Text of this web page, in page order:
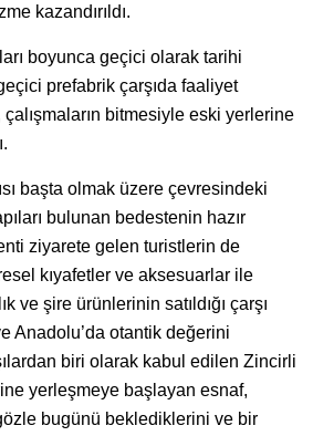
kazandırıldı.
boyunca geçici olarak tarihi
prefabrik çarşıda faaliyet
çalışmaların bitmesiyle eski yerlerine
başta olmak üzere çevresindeki
bulunan bedestenin hazır
ziyarete gelen turistlerin de
kıyafetler ve aksesuarlar ile
ve şire ürünlerinin satıldığı çarşı
Anadolu’da otantik değerini
biri olarak kabul edilen Zincirli
yerleşmeye başlayan esnaf,
bugünü beklediklerini ve bir